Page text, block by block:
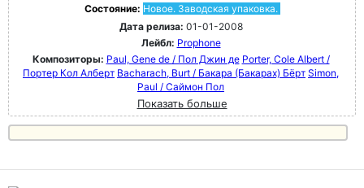
Состояние: Новое. Заводская упаковка.
Дата релиза: 01-01-2008
Лейбл: Prophone
Композиторы: Paul, Gene de / Пол Джин де Porter, Cole Albert /
Портер Кол Алберт Bacharach, Burt / Бакара (Бакарах) Бёрт Simon,
Paul / Саймон Пол
Показать больше